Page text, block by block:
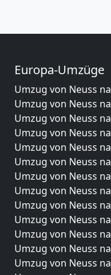
Europa-Umzüge
Umzug von Neuss
Umzug von Neuss
Umzug von Neuss
Umzug von Neuss
Umzug von Neuss
Umzug von Neuss
Umzug von Neuss
Umzug von Neuss
Umzug von Neuss
Umzug von Neuss
Umzug von Neuss
Umzug von Neuss
Umzug von Neuss